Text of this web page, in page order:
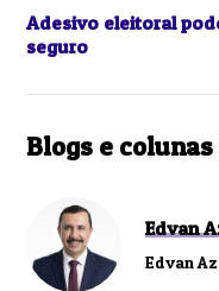
Adesivo eleitoral
seguro
Blogs e colunas
Edvan
Edvan